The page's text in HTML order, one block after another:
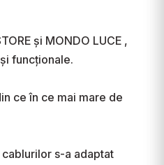
și MONDO LUCE ,
funcționale.
ce în ce mai mare de
s-a adaptat